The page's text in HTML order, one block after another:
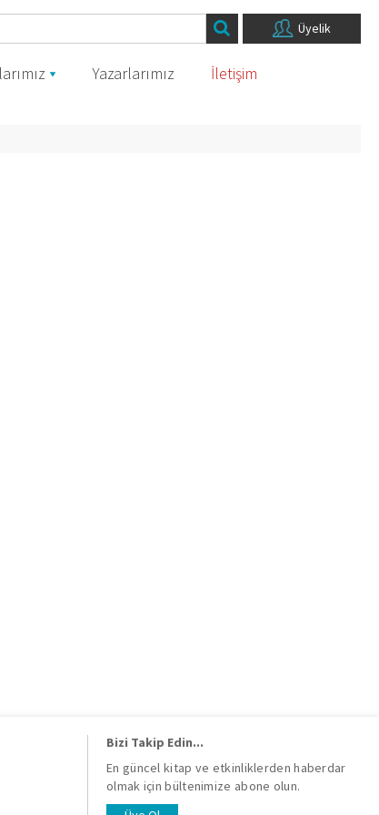
Üyelik
Yazarlarımız
İletişim
Bizi Takip Edin...
En güncel kitap ve etkinliklerden haberdar
olmak için bültenimize abone olun.